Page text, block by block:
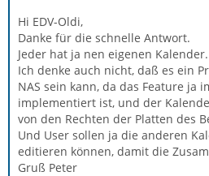
Hi EDV-Oldi,
Danke für die schnelle Antwort.
Jeder hat ja nen eigenen Kalender.
Ich denke auch nicht, daß es ein
NAS sein kann, da das Feature ja
implementiert ist, und der
von den Rechten der Platten des
Und User sollen ja die anderen
editieren können, damit die
Gruß Peter